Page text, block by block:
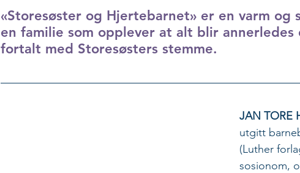
«Storesøster og Hjertebarnet» er en varm og
en familie som opplever at alt blir
fortalt med Storesøsters stemme.
JAN TORE
utgitt
(Luther
sosionom,